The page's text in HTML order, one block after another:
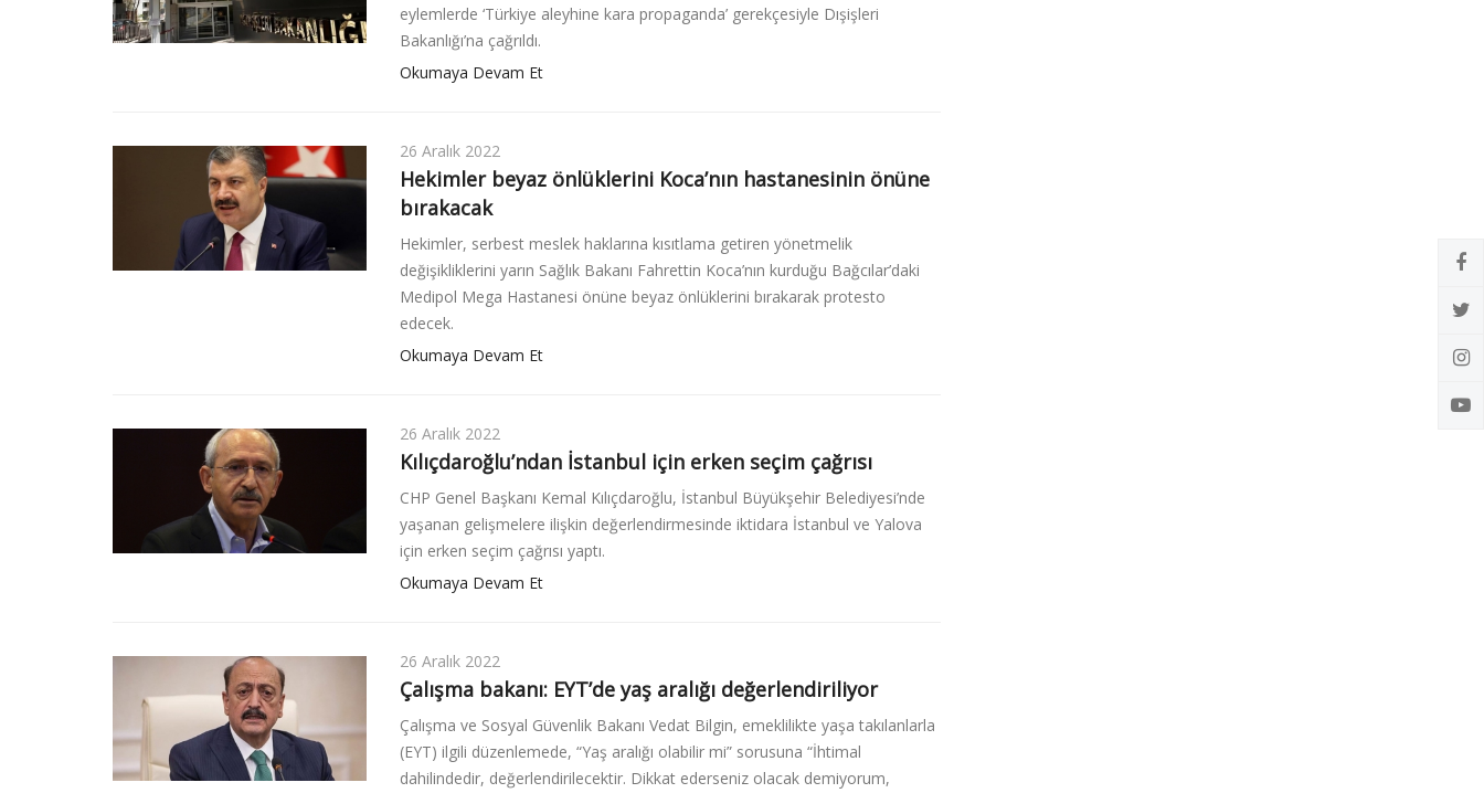
eylemlerde ‘Türkiye aleyhine kara propaganda’ gerekçesiyle Dışişleri
Bakanlığı’na çağrıldı.
Okumaya Devam Et
26 Aralık 2022
Hekimler beyaz önlüklerini Koca’nın hastanesinin önüne
bırakacak
Hekimler, serbest meslek haklarına kısıtlama getiren yönetmelik
değişikliklerini yarın Sağlık Bakanı Fahrettin Koca’nın kurduğu Bağcılar’daki
Medipol Mega Hastanesi önüne beyaz önlüklerini bırakarak protesto
edecek.
Okumaya Devam Et
26 Aralık 2022
Kılıçdaroğlu’ndan İstanbul için erken seçim çağrısı
CHP Genel Başkanı Kemal Kılıçdaroğlu, İstanbul Büyükşehir Belediyesi’nde
yaşanan gelişmelere ilişkin değerlendirmesinde iktidara İstanbul ve Yalova
için erken seçim çağrısı yaptı.
Okumaya Devam Et
26 Aralık 2022
Çalışma bakanı: EYT’de yaş aralığı değerlendiriliyor
Çalışma ve Sosyal Güvenlik Bakanı Vedat Bilgin, emeklilikte yaşa takılanlarla
(EYT) ilgili düzenlemede, “Yaş aralığı olabilir mi” sorusuna “İhtimal
dahilindedir, değerlendirilecektir. Dikkat ederseniz olacak demiyorum,